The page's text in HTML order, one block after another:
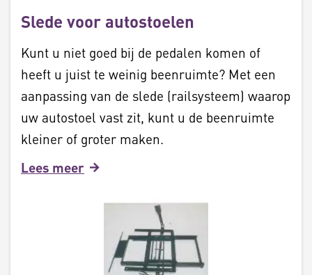
Slede voor autostoelen
Kunt u niet goed bij de pedalen komen of
heeft u juist te weinig beenruimte? Met een
aanpassing van de slede (railsysteem) waarop
uw autostoel vast zit, kunt u de beenruimte
kleiner of groter maken.
Lees meer